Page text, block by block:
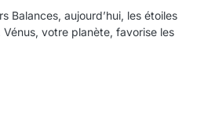
Balances, aujourd’hui, les étoiles
Vénus, votre planète, favorise les